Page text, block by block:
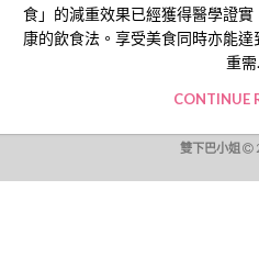
食」的減重效果已經獲得醫學證
康的飲食法。享受美食同時亦能
重需
CONTINUE
雙下巴小姐